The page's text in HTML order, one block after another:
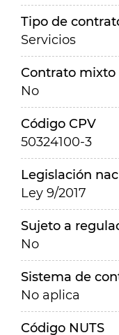
Tipo de
Servicios
Contrato mixto
No
Código CPV
50324100-3
Legislación
Ley 9/2017
Sujeto a
No
Sistema de
No aplica
Código NUTS